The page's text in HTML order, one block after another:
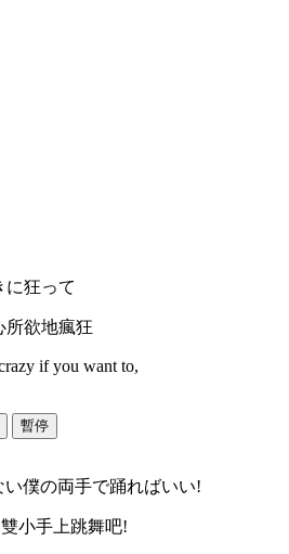
狂って
欲地瘋狂
if you want to,
暫停
い僕の両手で踊ればいい!
雙小手上跳舞吧!